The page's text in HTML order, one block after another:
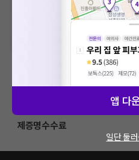
급여 항목의 경우, 건강보험심사평가
격입니다. (진료와 연관된 복합적인 비
VAT 포함
초음파 검사료(진단초음파)
제증명수수료
앱 다
일단 둘